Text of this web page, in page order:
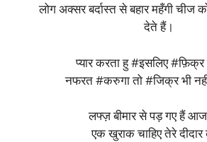
लोग अक्सर बर्दास्त से बहार महँगी
देते हैं।
प्यार करता हु #इसलिए
नफरत #करुगा तो #जिक्र भी
लफ्ज़ बीमार से पड़ गए हैं
एक खुराक चाहिए तेरे